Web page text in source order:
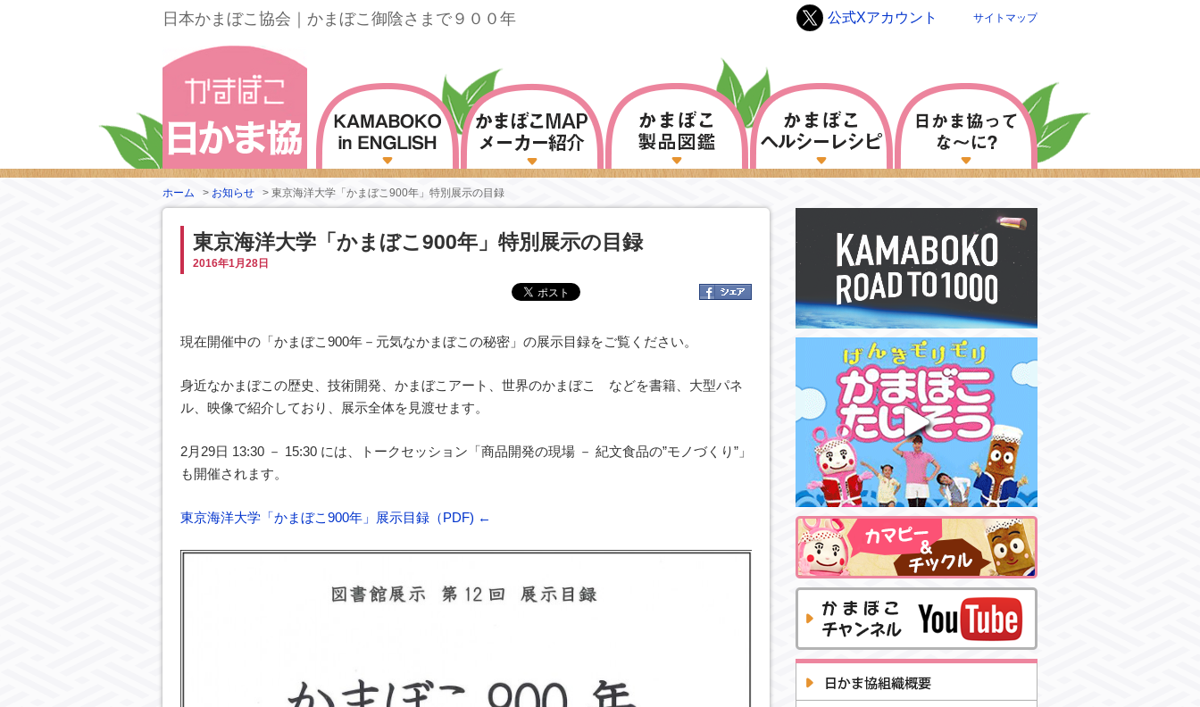
日本かまぼこ協会｜かまぼこ御陰さまで９００年 サイトマップ
公式Xアカウント
ホーム > お知らせ > 東京海洋大学「かまぼこ900年」特別展示の目録
東京海洋大学「かまぼこ900年」特別展示の目録
2016年1月28日
現在開催中の「かまぼこ900年－元気なかまぼこの秘密」の展示目録をご覧ください。
身近なかまぼこの歴史、技術開発、かまぼこアート、世界のかまぼこ などを書籍、大型パネ
ル、映像で紹介しており、展示全体を見渡せます。
2月29日 13:30 － 15:30 には、トークセッション「商品開発の現場 － 紀文食品の”モノづくり”」
も開催されます。
東京海洋大学「かまぼこ900年」展示目録（PDF) ←